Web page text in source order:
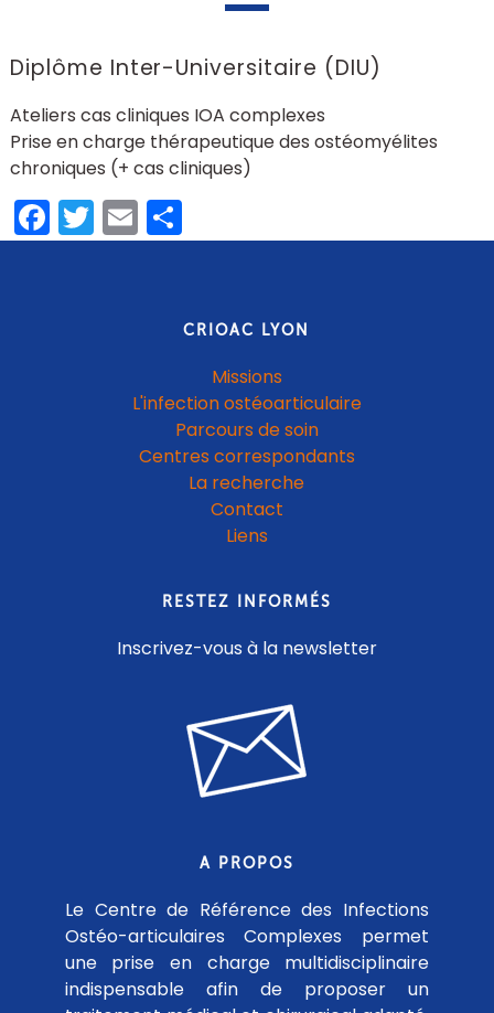
Diplôme Inter-Universitaire (DIU)
Ateliers cas cliniques IOA complexes
Prise en charge thérapeutique des ostéomyélites
chroniques (+ cas cliniques)
Facebook
Twitter
EmailPartager
CRIOAC LYON
Missions
L'infection ostéoarticulaire
Parcours de soin
Centres correspondants
La recherche
Contact
Liens
RESTEZ INFORMÉS
Inscrivez-vous à la newsletter
A PROPOS
Le Centre de Référence des Infections
Ostéo-articulaires Complexes permet
une prise en charge multidisciplinaire
indispensable afin de proposer un